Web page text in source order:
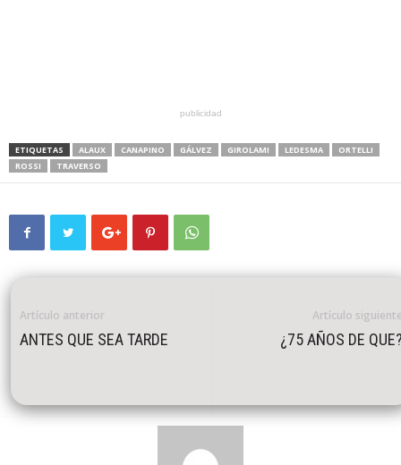
publicidad
ETIQUETAS ALAUX CANAPINO GÁLVEZ GIROLAMI LEDESMA
ORTELLI
ROSSI
TRAVERSO
Artículo anterior
ANTES QUE SEA TARDE
Artículo
¿75 AÑOS DE